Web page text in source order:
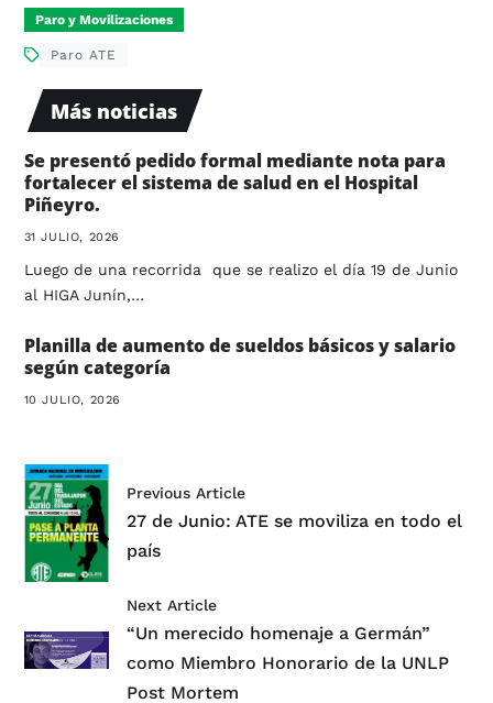
Paro y Movilizaciones
Paro ATE
Más noticias
Se presentó pedido formal mediante nota para
fortalecer el sistema de salud en el Hospital
Piñeyro.
31 JULIO, 2026
Luego de una recorrida que se realizo el día 19 de Junio
al HIGA Junín,…
Planilla de aumento de sueldos básicos y salario
según categoría
10 JULIO, 2026
Previous Article
27 de Junio: ATE se moviliza en todo el
país
Next Article
“Un merecido homenaje a Germán”
como Miembro Honorario de la UNLP
Post Mortem